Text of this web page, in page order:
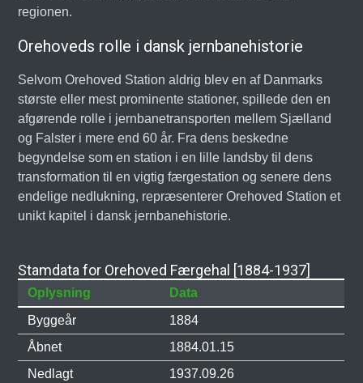
regionen.
Orehoveds rolle i dansk jernbanehistorie
Selvom Orehoved Station aldrig blev en af Danmarks
største eller mest prominente stationer, spillede den en
afgørende rolle i jernbanetransporten mellem Sjælland
og Falster i mere end 60 år. Fra dens beskedne
begyndelse som en station i en lille landsby til dens
transformation til en vigtig færgestation og senere dens
endelige nedlukning, repræsenterer Orehoved Station et
unikt kapitel i dansk jernbanehistorie.
Stamdata for Orehoved Færgehal [1884-1937]
Oplysning
Data
Byggeår
1884
Åbnet
1884.01.15
Nedlagt
1937.09.26